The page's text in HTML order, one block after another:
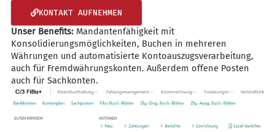
KONTAKT AUFNEHMEN
Unser Benefits:Mandantenfähigkeit mit
Konsolidierungsmöglichkeiten, Buchen in mehreren
Währungen und automatisierte Kontoauszugsverarbeitung,
auch für Fremdwährungskonten. Außerdem offene Posten
auch für Sachkonten.